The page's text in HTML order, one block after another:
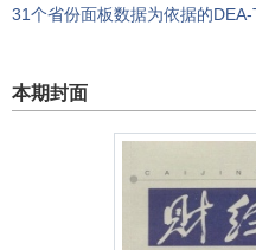
31个省份面板数据为依据的DEA-
本期封面